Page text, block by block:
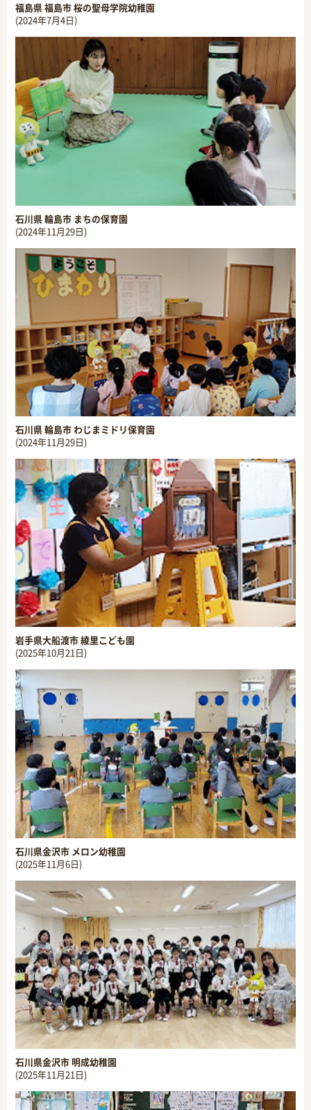
福島県 福島市 桜の聖母学院幼稚園
(2024年7月4日)
石川県 輪島市 まちの保育園
(2024年11月29日)
石川県 輪島市 わじまミドリ保育園
(2024年11月29日)
岩手県大船渡市 綾里こども園
(2025年10月21日)
石川県金沢市 メロン幼稚園
(2025年11月6日)
石川県金沢市 明成幼稚園
(2025年11月21日)